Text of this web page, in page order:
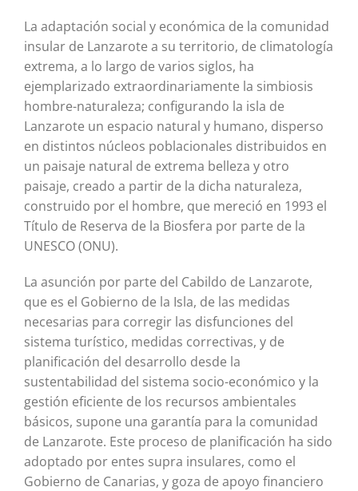
La adaptación social y económica de la comunidad
insular de Lanzarote a su territorio, de climatología
extrema, a lo largo de varios siglos, ha
ejemplarizado extraordinariamente la simbiosis
hombre-naturaleza; configurando la isla de
Lanzarote un espacio natural y humano, disperso
en distintos núcleos poblacionales distribuidos en
un paisaje natural de extrema belleza y otro
paisaje, creado a partir de la dicha naturaleza,
construido por el hombre, que mereció en 1993 el
Título de Reserva de la Biosfera por parte de la
UNESCO (ONU).
La asunción por parte del Cabildo de Lanzarote,
que es el Gobierno de la Isla, de las medidas
necesarias para corregir las disfunciones del
sistema turístico, medidas correctivas, y de
planificación del desarrollo desde la
sustentabilidad del sistema socio-económico y la
gestión eficiente de los recursos ambientales
básicos, supone una garantía para la comunidad
de Lanzarote. Este proceso de planificación ha sido
adoptado por entes supra insulares, como el
Gobierno de Canarias, y goza de apoyo financiero